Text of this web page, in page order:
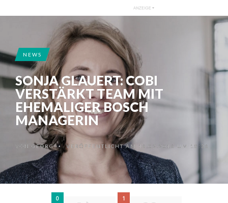
NEWS
SONJA GLAUERT: COBI
VERSTÄRKT TEAM MIT
EHEMALIGER BOSCH
MANAGERIN
VON GEORG •VERÖFFENTLICHT AM 16.02.2016 UM 18:36
0 1